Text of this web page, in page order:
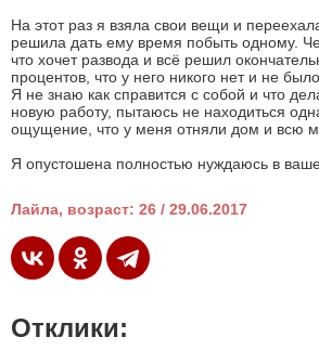
На этот раз я взяла свои вещи и
решила дать ему время побыть одному.
что хочет развода и всё решил
процентов, что у него никого нет и не было.
Я не знаю как справится с собой и что
новую работу, пытаюсь не находиться
ощущение, что у меня отняли дом и всю
Я опустошена полностью нуждаюсь в
Лайла, возраст: 26 / 29.06.2017
Отклики: